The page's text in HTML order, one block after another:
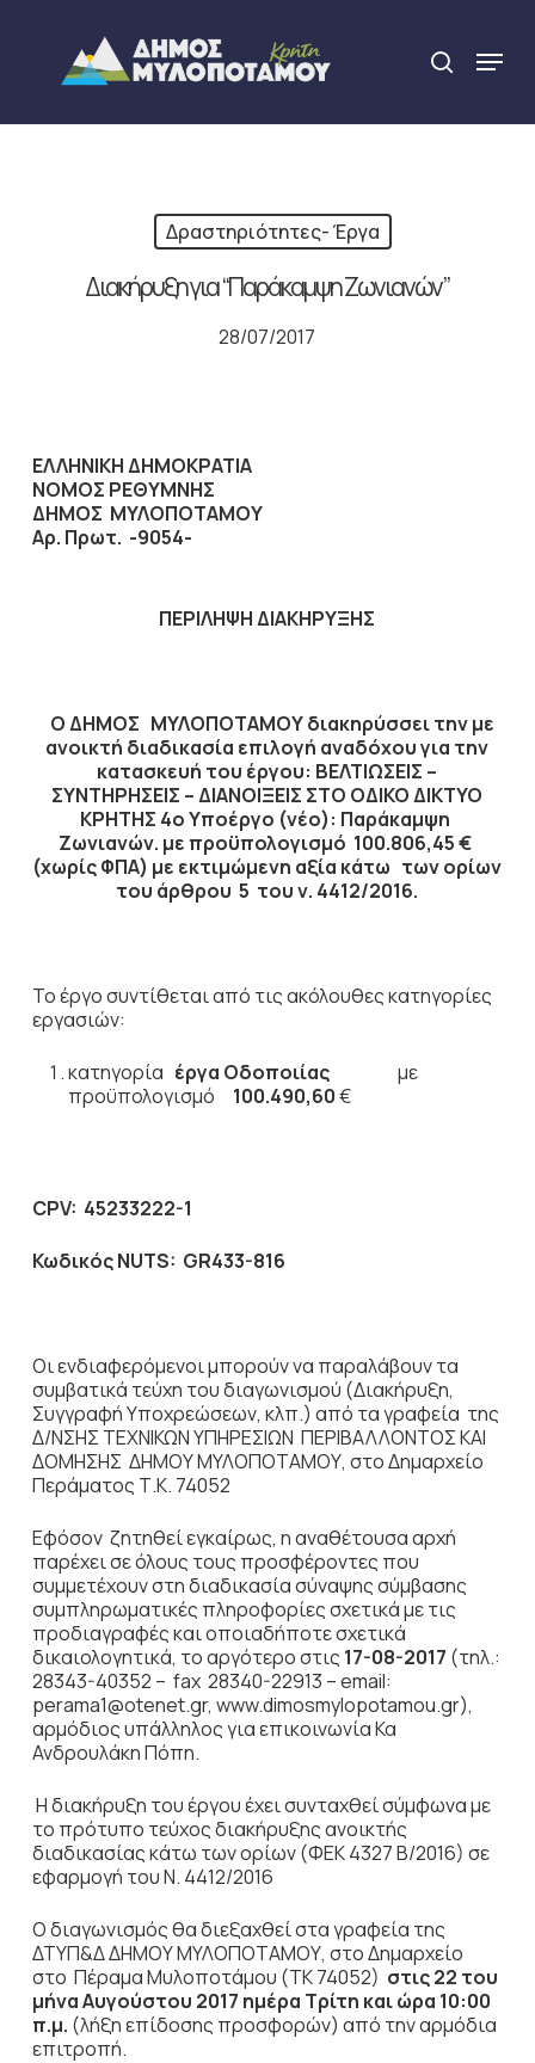
content
search
Menu
Δραστηριότητες- Έργα
Διακήρυξη για “Παράκαμψη Ζωνιανών”
28/07/2017
ΕΛΛΗΝΙΚΗ ΔΗΜΟΚΡΑΤΙΑ
ΝΟΜΟΣ ΡΕΘΥΜΝΗΣ
ΔΗΜΟΣ ΜΥΛΟΠΟΤΑΜΟΥ
Αρ. Πρωτ. -9054-
ΠΕΡΙΛΗΨΗ ΔΙΑΚΗΡΥΞΗΣ
Ο ΔΗΜΟΣ ΜΥΛΟΠΟΤΑΜΟΥ διακηρύσσει την με
ανοικτή διαδικασία επιλογή αναδόχου για την
κατασκευή του έργου: ΒΕΛΤΙΩΣΕΙΣ –
ΣΥΝΤΗΡΗΣΕΙΣ – ΔΙΑΝΟΙΞΕΙΣ ΣΤΟ ΟΔΙΚΟ ΔΙΚΤΥΟ
ΚΡΗΤΗΣ 4ο Υποέργο (νέο): Παράκαμψη
Ζωνιανών. με προϋπολογισμό 100.806,45€
(χωρίς ΦΠΑ) με εκτιμώμενη αξία κάτω των ορίων
του άρθρου 5 του ν. 4412/2016.
Το έργο συντίθεται από τις ακόλουθες κατηγορίες
εργασιών:
κατηγορία έργα Οδοποιίας
με
προϋπολογισμό
100.490,60€
CPV: 45233222-1
ΚωδικόςNUTS: GR433-816
Οι ενδιαφερόμενοι μπορούν να παραλάβουν τα
συμβατικά τεύχη του διαγωνισμού (Διακήρυξη,
Συγγραφή Υποχρεώσεων, κλπ.) από τα γραφεία της
Δ/ΝΣΗΣ ΤΕΧΝΙΚΩΝ ΥΠΗΡΕΣΙΩΝ ΠΕΡΙΒΑΛΛΟΝΤΟΣ ΚΑΙ
ΔΟΜΗΣΗΣ ΔΗΜΟΥ ΜΥΛΟΠΟΤΑΜΟΥ, στο Δημαρχείο
Περάματος Τ.Κ. 74052
Εφόσον ζητηθεί εγκαίρως, η αναθέτουσα αρχή
παρέχει σε όλους τους προσφέροντες που
συμμετέχουν στη διαδικασία σύναψης σύμβασης
συμπληρωματικές πληροφορίες σχετικά με τις
προδιαγραφές και οποιαδήποτε σχετικά
δικαιολογητικά, το αργότερο στις 17-08-2017 (τηλ.:
28343-40352 – fax 28340-22913 – email:
perama1@otenet.gr, www.dimosmylopotamou.gr),
αρμόδιος υπάλληλος για επικοινωνία Κα
Ανδρουλάκη Πόπη.
Η διακήρυξη του έργου έχει συνταχθεί σύμφωνα με
το πρότυπο τεύχος διακήρυξης ανοικτής
διαδικασίας κάτω των ορίων (ΦΕΚ 4327 Β/2016) σε
εφαρμογή του Ν. 4412/2016
Ο διαγωνισμός θα διεξαχθεί στα γραφεία της
ΔΤΥΠ&Δ ΔΗΜΟΥ ΜΥΛΟΠΟΤΑΜΟΥ, στο Δημαρχείο
στο Πέραμα Μυλοποτάμου (ΤΚ 74052) στις22 του
μήνα Αυγούστου 2017 ημέρα Τρίτη και ώρα 10:00
π.μ. (λήξη επίδοσης προσφορών) από την αρμόδια
επιτροπή.
Close